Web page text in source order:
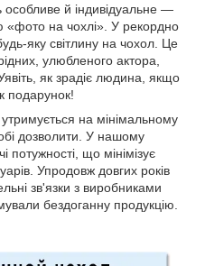
й індивідуальне —
«фото на чохлі». У рекордно
яку світлину на чохол. Це
улюбленого актора,
як зрадіє людина, якщо
подарунок!
на мінімальному
дозволити. У нашому
потужності, що мінімізує
Упродовж довгих років
зв'язки з виробниками
бездоганну продукцію.